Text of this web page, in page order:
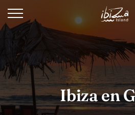
Ibiza en